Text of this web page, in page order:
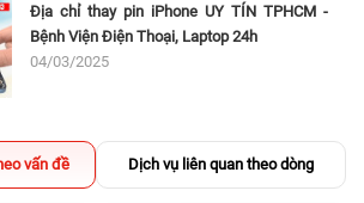
Địa chỉ thay pin iPhone UY TÍN TPHCM -
Bệnh Viện Điện Thoại, Laptop 24h
04/03/2025
vấn đề Dịch vụ liên quan theo dòng